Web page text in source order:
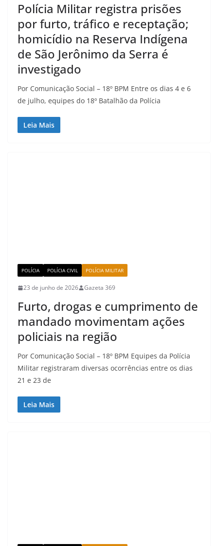
Polícia Militar registra prisões
por furto, tráfico e receptação;
homicídio na Reserva Indígena
de São Jerônimo da Serra é
investigado
Por Comunicação Social – 18º BPM Entre os dias 4 e 6
de julho, equipes do 18º Batalhão da Polícia
Leia Mais
POLÍCIA POLÍCIA CIVIL POLÍCIA MILITAR
23 de junho de 2026 Gazeta 369
Furto, drogas e cumprimento de
mandado movimentam ações
policiais na região
Por Comunicação Social – 18º BPM Equipes da Polícia
Militar registraram diversas ocorrências entre os dias
21 e 23 de
Leia Mais